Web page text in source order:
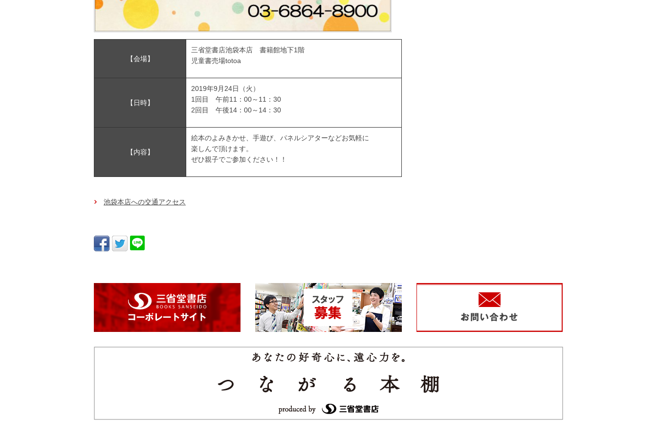
【会場】
三省堂書店池袋本店 書籍館地下1階
児童書売場totoa
【日時】
2019年9月24日（火）
1回目 午前11：00～11：30
2回目 午後14：00～14：30
【内容】
絵本のよみきかせ、手遊び、パネルシアターなどお気軽に
楽しんで頂けます。
ぜひ親子でご参加ください！！
池袋本店への交通アクセス